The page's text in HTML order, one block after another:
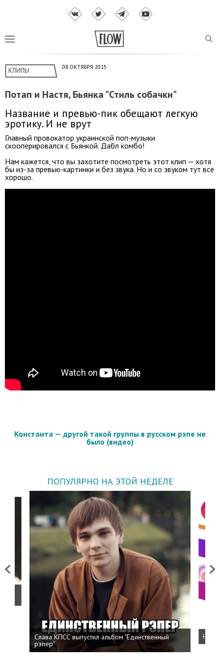
КЛИПЫ 08 ОКТЯБРЯ 2015
Потап и Настя, Бьянка "Стиль собачки"
Название и превью-пик обещают легкую
эротику. И не врут
Главный провокатор украинской поп-музыки
скооперировался с Бьянкой. Дабл комбо!
Нам кажется, что вы захотите посмотреть этот клип — хотя
бы из-за превью-картинки и без звука. Но и со звуком тут все
хорошо.
Константа — другой такой группы в русском рэпе не
было (видео)
ПОПУЛЯРНО НА ЭТОЙ НЕДЕЛЕ
Previous
Слава КПСС выпустил альбом "Единственный
рэпер"
Next